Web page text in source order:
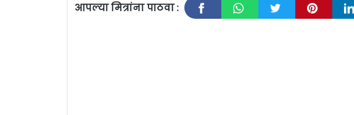
आपल्या मित्रांना पाठवा :